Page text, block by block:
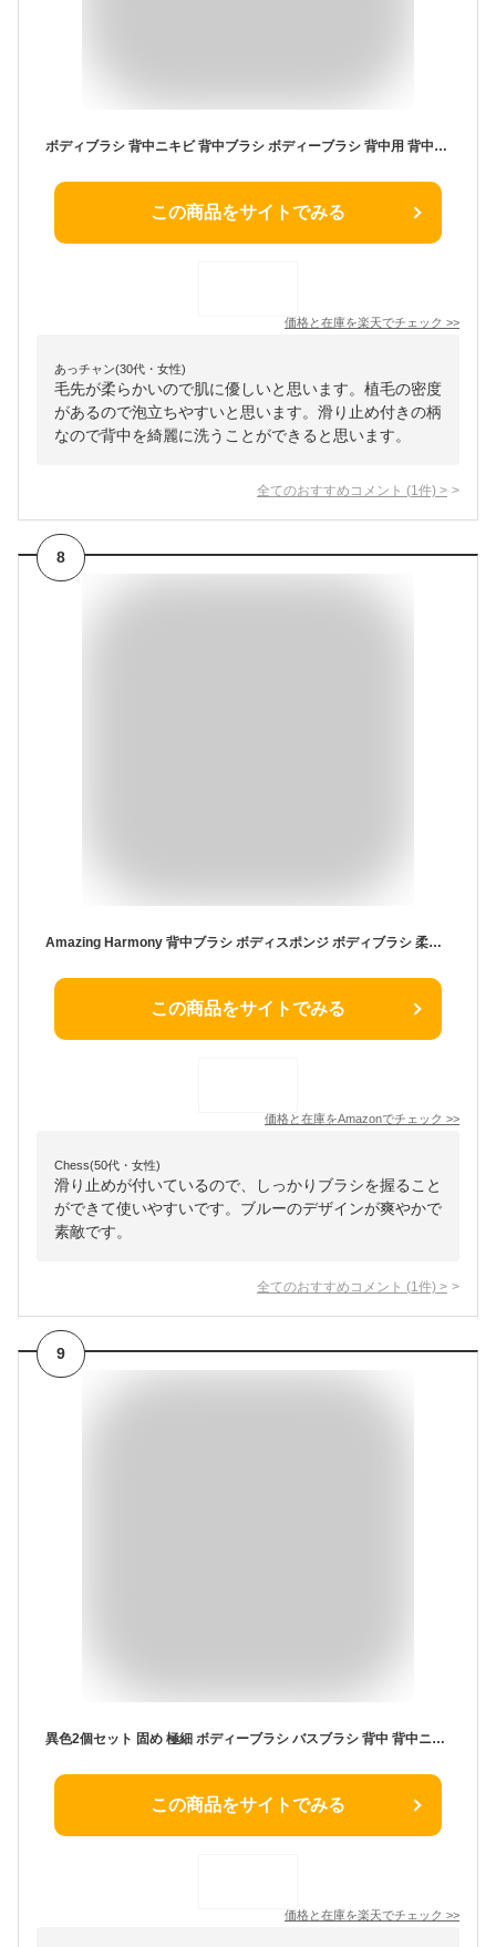
ボディブラシ 背中ニキビ 背中ブラシ ボディーブラシ 背中用 背中ケア ボディ ブラシ シャワーブラシ 体洗うブラシ 入浴ブラシ 背中 洗う グッズ 柔らか 極細毛 ケア ソフト お風呂 清潔 ソフト お風呂 曲柄 清潔
この商品をサイトでみる
価格と在庫を楽天でチェック >>
あっチャン(30代・女性)
毛先が柔らかいので肌に優しいと思います。植毛の密度
があるので泡立ちやすいと思います。滑り止め付きの柄
なので背中を綺麗に洗うことができると思います。
全てのおすすめコメント (1 件) >
8
Amazing Harmony 背中ブラシ ボディスポンジ ボディブラシ 柔らかい 肌に優しい 泡立ち (ブルー)
この商品をサイトでみる
価格と在庫をAmazonでチェック >>
Chess(50代・女性)
滑り止めが付いているので、しっかりブラシを握ること
ができて使いやすいです。ブルーのデザインが爽やかで
素敵です。
全てのおすすめコメント (1 件) >
9
異色2個セット 固め 極細 ボディーブラシ バスブラシ 背中 背中ニキビ 背中ブラシ 握りやすい ボディスポンジ 長い お風呂 ロング 極細毛 敏感肌 ボディブラシ 白 防止 硬め 臭わない 滑り止め 曲柄
この商品をサイトでみる
価格と在庫を楽天でチェック >>